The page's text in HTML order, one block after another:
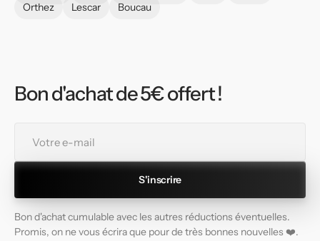
Orthez
Lescar Boucau
Bon d'achat de 5€ offert !
mail
S'inscrire
Bon d'achat cumulable avec les autres réductions éventuelles.
Promis, on ne vous écrira que pour de très bonnes nouvelles ❤️.